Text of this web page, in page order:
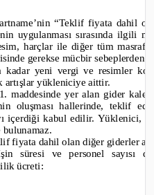
“Teklif fiyata dahil
uygulanması sırasında ilgili
harçlar ile diğer tüm
gerekse mücbir sebeplerden
kadar yeni vergi ve resimler
artışlar yükleniciye aittir.
maddesinde yer alan gider
oluşması hallerinde, teklif
içerdiği kabul edilir. Yüklenici,
fiyata dahil olan diğer giderler
süresi ve personel sayısı
ücreti: